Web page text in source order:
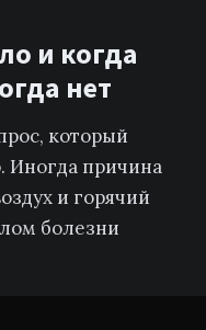
и когда
нет
который
Иногда причина
и горячий
болезни